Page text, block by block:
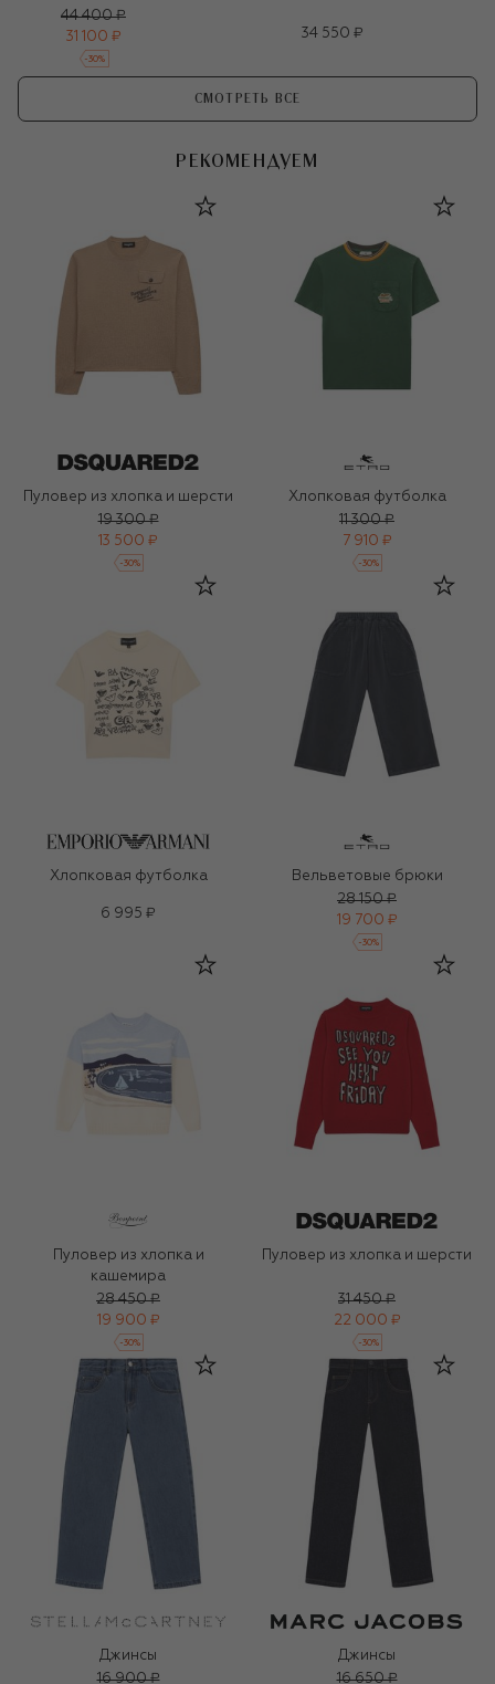
44 400 ₽
31 100 ₽
-30%
34 550 ₽
СМОТРЕТЬ ВСЕ
РЕКОМЕНДУЕМ
Пуловер из хлопка и шерсти
19 300 ₽
13 500 ₽
-30%
Хлопковая футболка
11 300 ₽
7 910 ₽
-30%
Хлопковая футболка
6 995 ₽
Вельветовые брюки
28 150 ₽
19 700 ₽
-30%
Пуловер из хлопка и
кашемира
28 450 ₽
19 900 ₽
-30%
Пуловер из хлопка и шерсти
31 450 ₽
22 000 ₽
-30%
Джинсы
16 900 ₽
Джинсы
16 650 ₽